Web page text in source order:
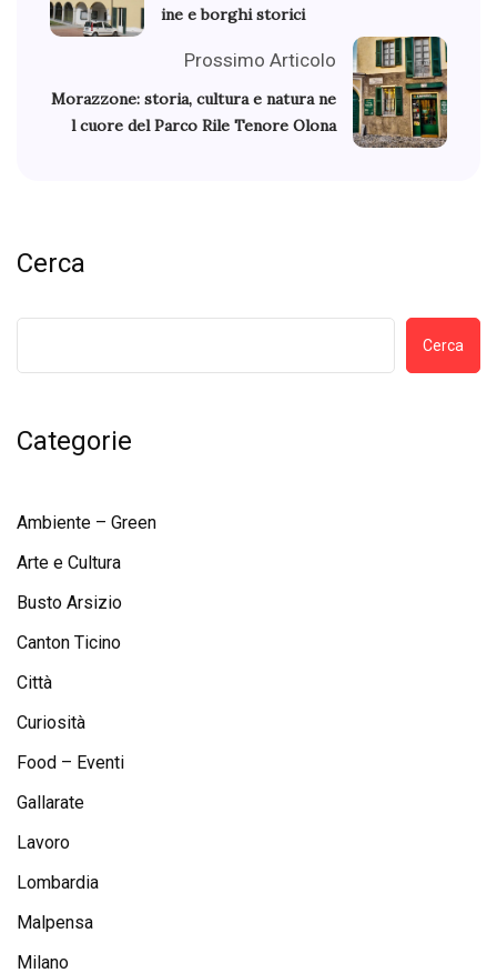
ine e borghi storici
Prossimo Articolo
Morazzone: storia, cultura e natura ne
l cuore del Parco Rile Tenore Olona
Cerca
Cerca
Categorie
Ambiente – Green
Arte e Cultura
Busto Arsizio
Canton Ticino
Città
Curiosità
Food – Eventi
Gallarate
Lavoro
Lombardia
Malpensa
Milano